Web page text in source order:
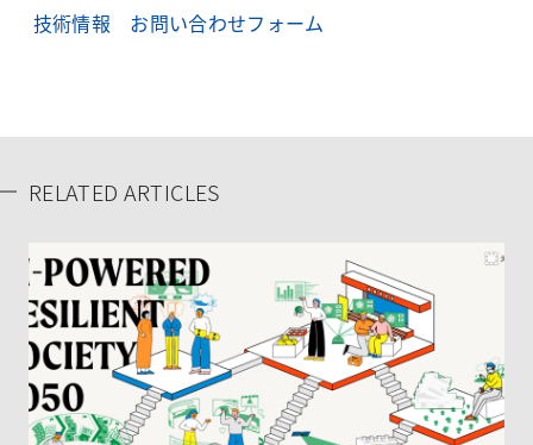
技術情報 お問い合わせフォーム
RELATED ARTICLES